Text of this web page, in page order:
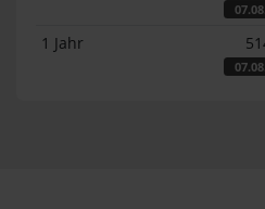
1 Jahr